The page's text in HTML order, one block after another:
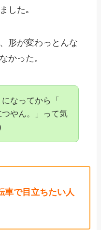
した｡
形が変わっとんな
かった。
なってから「
やん。」って気
車で目立ちたい人